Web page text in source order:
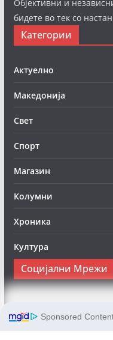
Објективни и
бидете во тек со
Категории
Актуелно
Македонија
Свет
Спорт
Магазин
Колумни
Хроника
Култура
Социјални Мрежи